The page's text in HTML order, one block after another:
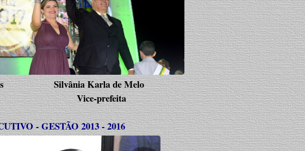
Silvânia Karla de Melo
Vice-prefeita
- GESTÃO 2013 - 2016